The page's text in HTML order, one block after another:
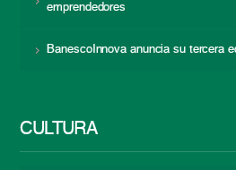
emprendedores
BanescoInnova anuncia su tercera
CULTURA